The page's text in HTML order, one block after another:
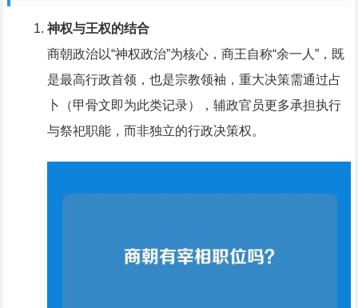
神权与王权的结合
商朝政治以“神权政治”为核心，商王自称“余一人”，既
是最高行政首领，也是宗教领袖，重大决策需通过占
卜（甲骨文即为此类记录），辅政官员更多承担执行
与祭祀职能，而非独立的行政决策权。